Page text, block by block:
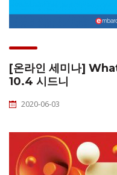
[온라인 세미나]
10.4 시드니
2020-06-03